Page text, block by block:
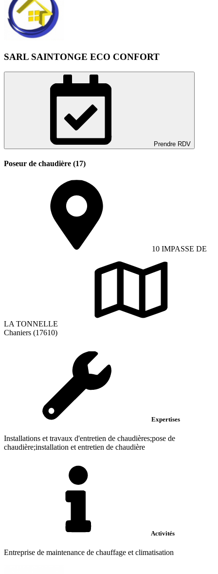
SARL SAINTONGE ECO CONFORT
Prendre RDV
Poseur de chaudière (17)
10 IMPASSE DE
LA TONNELLE
Chaniers (17610)
Expertises
Installations et travaux d'entretien de chaudières;pose de
chaudière;installation et entretien de chaudière
Activités
Entreprise de maintenance de chauffage et climatisation